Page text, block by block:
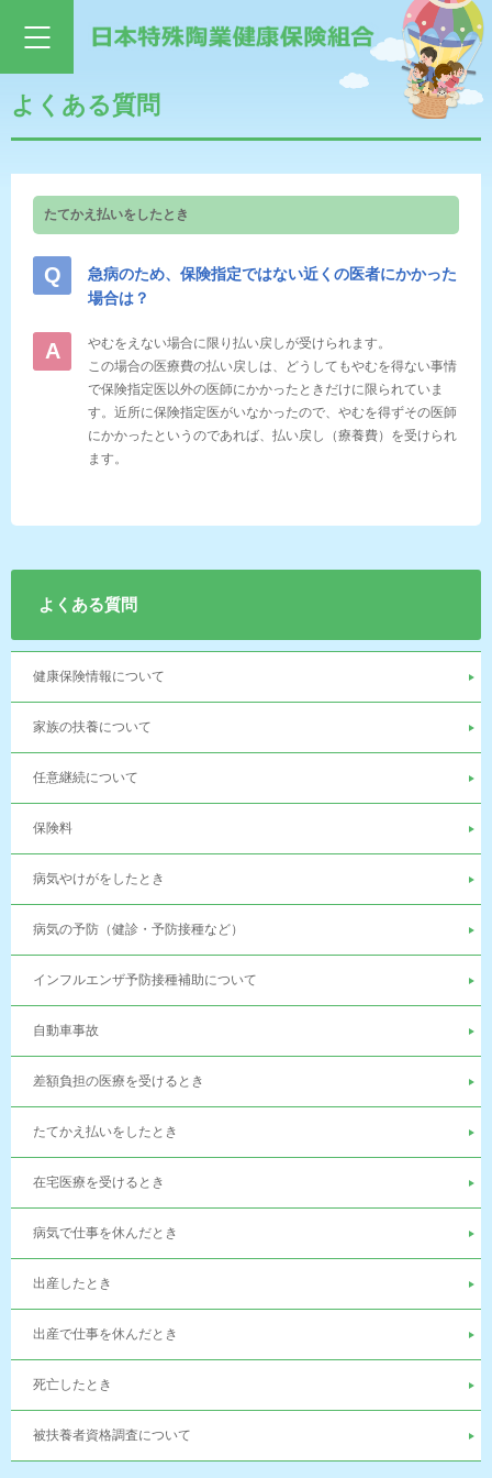
よくある質問
たてかえ払いをしたとき
急病のため、保険指定ではない近くの医者にかかった
場合は？
やむをえない場合に限り払い戻しが受けられます。
この場合の医療費の払い戻しは、どうしてもやむを得ない事情
で保険指定医以外の医師にかかったときだけに限られていま
す。近所に保険指定医がいなかったので、やむを得ずその医師
にかかったというのであれば、払い戻し（療養費）を受けられ
ます。
よくある質問
健康保険情報について
家族の扶養について
任意継続について
保険料
病気やけがをしたとき
病気の予防（健診・予防接種など）
インフルエンザ予防接種補助について
自動車事故
差額負担の医療を受けるとき
たてかえ払いをしたとき
在宅医療を受けるとき
病気で仕事を休んだとき
出産したとき
出産で仕事を休んだとき
死亡したとき
被扶養者資格調査について